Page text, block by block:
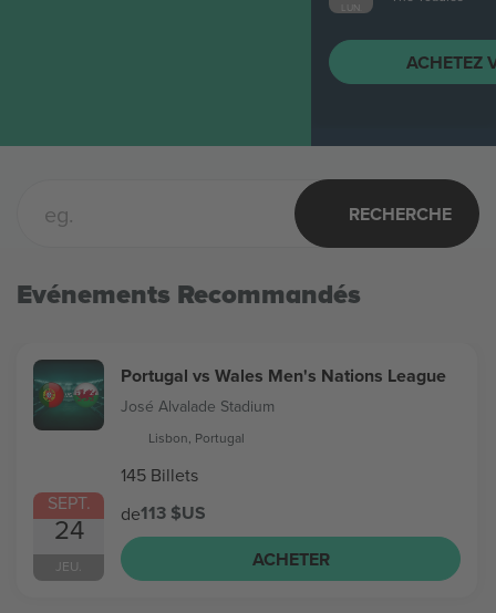
ACHETEZ VOS BILLETS MAINTENANT
RECHERCHE
Evénements Recommandés
SEPT.
24
JEU.
Portugal vs Wales Men's Nations League
José Alvalade Stadium
Lisbon, Portugal
145 Billets
de113 $US
ACHETER